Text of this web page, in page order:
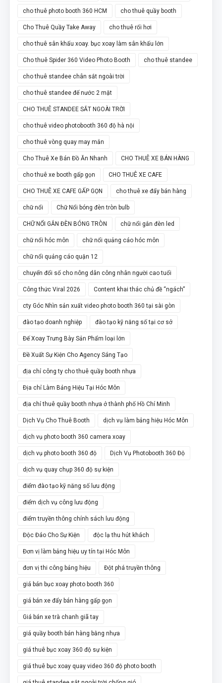
cho thuê photo booth 360 HCM cho thuê quầy booth
Cho Thuê Quầy Take Away cho thuê rối hơi
cho thuê sân khấu xoay. bục xoay làm sân khấu lớn
Cho thuê Spider 360 Video Photo Booth cho thuê standee
cho thuê standee chân sắt ngoài trời
cho thuê standee đế nước 2 mặt
CHO THUÊ STANDEE SẮT NGOÀI TRỜI
cho thuê video photobooth 360 độ hà nội
cho thuê vòng quay may mắn
Cho Thuê Xe Bán Đồ Ăn Nhanh CHO THUÊ XE BÁN HÀNG
cho thuê xe booth gấp gọn CHO THUÊ XE CAFE
CHO THUÊ XE CAFE GẤP GỌN cho thuê xe đẩy bán hàng
chữ nổi Chữ Nổi bóng đèn tròn bulb
CHỮ NỔI GẮN ĐÈN BÓNG TRÒN chữ nổi gắn đèn led
chữ nổi hóc môn chữ nổi quảng cáo hóc môn
chữ nổi quảng cáo quận 12
chuyển đổi số cho nông dân công nhân người cao tuổi
Công thức Viral 2026 Content khai thác chủ đề “ngách”
cty Góc Nhìn sản xuất video photo booth 360 tại sài gòn
đào tạo doanh nghiệp đào tạo kỹ năng số tại cơ sở
Đế Xoay Trưng Bày Sản Phẩm loại lớn
Đề Xuất Sự Kiện Cho Agency Sáng Tạo
địa chỉ công ty cho thuê quầy booth nhựa
Địa chỉ Làm Bảng Hiệu Tại Hóc Môn
địa chỉ thuê quầy booth nhựa ở thành phố Hồ Chí Minh
Dịch Vụ Cho Thuê Booth dịch vụ làm bảng hiệu Hóc Môn
dịch vụ photo booth 360 camera xoay
dịch vụ photo booth 360 độ Dịch Vụ Photobooth 360 Độ
dịch vụ quay chụp 360 độ sự kiện
điểm đào tạo kỹ năng số lưu động
điểm dịch vụ công lưu động
điểm truyền thông chính sách lưu động
Độc Đáo Cho Sự Kiện độc lạ thu hút khách
Đơn vị làm bảng hiệu uy tín tại Hóc Môn
đơn vị thi công bảng hiệu Đột phá truyền thông
giá bán bục xoay photo booth 360
giá bán xe đẩy bán hàng gấp gọn
Giá bán xe trà chanh giã tay
giá quầy booth bán hàng bằng nhựa
giá thuê bục xoay 360 độ sự kiện
giá thuê bục xoay quay video 360 độ photo booth